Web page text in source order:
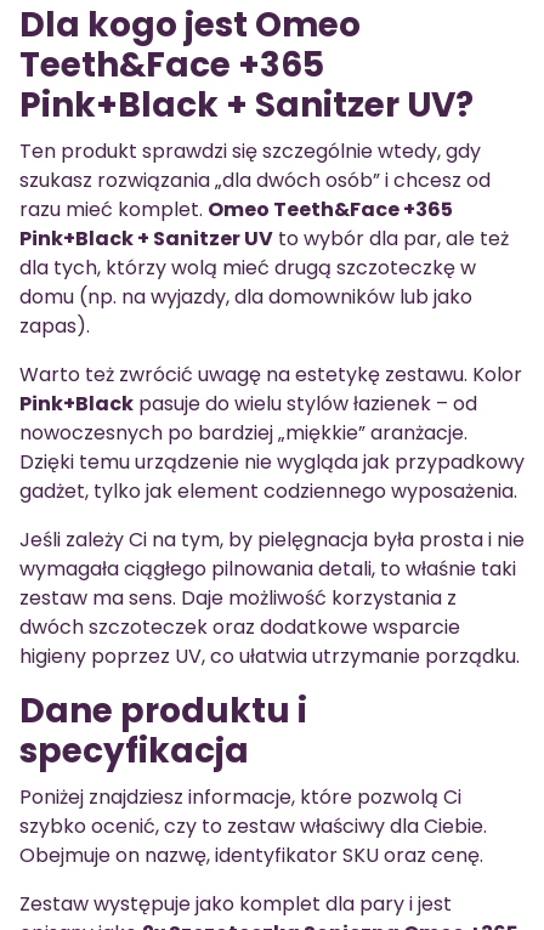
Dla kogo jest Omeo
Teeth&Face +365
Pink+Black + Sanitzer UV?
Ten produkt sprawdzi się szczególnie wtedy, gdy
szukasz rozwiązania „dla dwóch osób” i chcesz od
razu mieć komplet. Omeo Teeth&Face +365
Pink+Black + Sanitzer UV to wybór dla par, ale też
dla tych, którzy wolą mieć drugą szczoteczkę w
domu (np. na wyjazdy, dla domowników lub jako
zapas).
Warto też zwrócić uwagę na estetykę zestawu. Kolor
Pink+Black pasuje do wielu stylów łazienek – od
nowoczesnych po bardziej „miękkie” aranżacje.
Dzięki temu urządzenie nie wygląda jak przypadkowy
gadżet, tylko jak element codziennego wyposażenia.
Jeśli zależy Ci na tym, by pielęgnacja była prosta i nie
wymagała ciągłego pilnowania detali, to właśnie taki
zestaw ma sens. Daje możliwość korzystania z
dwóch szczoteczek oraz dodatkowe wsparcie
higieny poprzez UV, co ułatwia utrzymanie porządku.
Dane produktu i
specyfikacja
Poniżej znajdziesz informacje, które pozwolą Ci
szybko ocenić, czy to zestaw właściwy dla Ciebie.
Obejmuje on nazwę, identyfikator SKU oraz cenę.
Zestaw występuje jako komplet dla pary i jest